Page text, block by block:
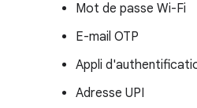
Mot de passe Wi-Fi
E-mail OTP
Appli
Adresse UPI